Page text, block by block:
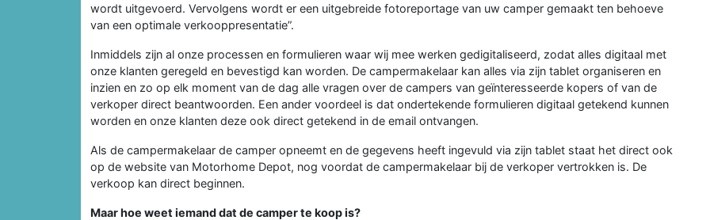
wordt uitgevoerd. Vervolgens wordt er een uitgebreide fotoreportage van uw camper gemaakt ten behoeve
van een optimale verkooppresentatie”.
Inmiddels zijn al onze processen en formulieren waar wij mee werken gedigitaliseerd, zodat alles digitaal met
onze klanten geregeld en bevestigd kan worden. De campermakelaar kan alles via zijn tablet organiseren en
inzien en zo op elk moment van de dag alle vragen over de campers van geïnteresseerde kopers of van de
verkoper direct beantwoorden. Een ander voordeel is dat ondertekende formulieren digitaal getekend kunnen
worden en onze klanten deze ook direct getekend in de email ontvangen.
Als de campermakelaar de camper opneemt en de gegevens heeft ingevuld via zijn tablet staat het direct ook
op de website van Motorhome Depot, nog voordat de campermakelaar bij de verkoper vertrokken is. De
verkoop kan direct beginnen.
Maar hoe weet iemand dat de camper te koop is?